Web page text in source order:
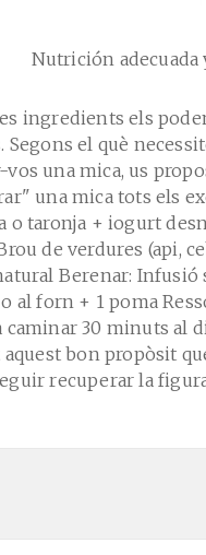
Nutrición adecuada
ingredients els
Segons el què
vos una mica, us
una mica tots els
o taronja + iogurt
de verdures (api,
Berenar: Infusió
al forn + 1 poma
30 minuts al
bon propòsit
recuperar la